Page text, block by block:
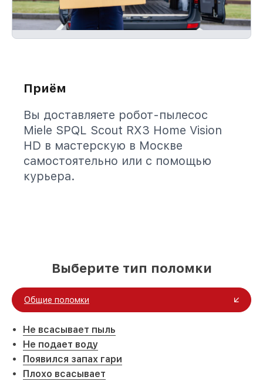
Приём
Вы доставляете робот-пылесос
Miele SPQL Scout RX3 Home Vision
HD в мастерскую в Москве
самостоятельно или с помощью
курьера.
Выберите тип поломки
Общие поломки
Не всасывает пыль
Не подает воду
Появился запах гари
Плохо всасывает